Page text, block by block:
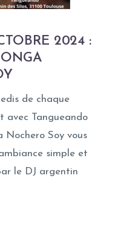
2024 :
de chaque
avec Tangueando
Nochero Soy vous
simple et
le DJ argentin